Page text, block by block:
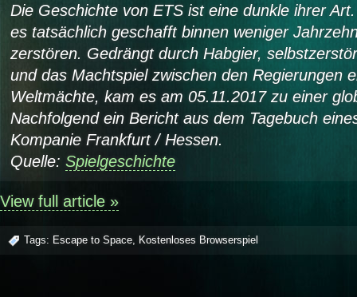
Die Geschichte von ETS ist eine dunkle ihrer
es tatsächlich geschafft binnen weniger
zerstören. Gedrängt durch Habgier,
und das Machtspiel zwischen den Regierungen
Weltmächte, kam es am 05.11.2017 zu einer
Nachfolgend ein Bericht aus dem Tagebuch
Kompanie Frankfurt / Hessen.
Quelle: Spielgeschichte
View full article »
Tags: Escape to Space, Kostenloses Browserspiel